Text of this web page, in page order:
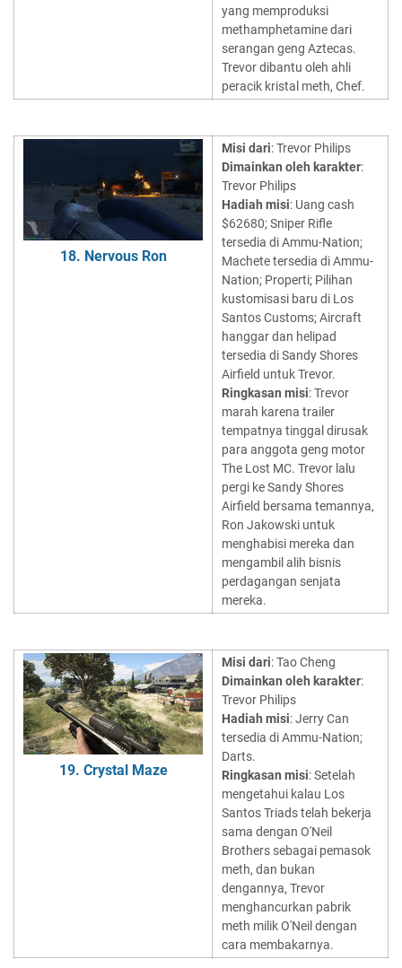
yang memproduksi
methamphetamine dari
serangan geng Aztecas.
Trevor dibantu oleh ahli
peracik kristal meth, Chef.
18. Nervous Ron
Misi dari: Trevor Philips
Dimainkan oleh karakter:
Trevor Philips
Hadiah misi: Uang cash
$62680; Sniper Rifle
tersedia di Ammu-Nation;
Machete tersedia di Ammu-
Nation; Properti; Pilihan
kustomisasi baru di Los
Santos Customs; Aircraft
hanggar dan helipad
tersedia di Sandy Shores
Airfield untuk Trevor.
Ringkasan misi: Trevor
marah karena trailer
tempatnya tinggal dirusak
para anggota geng motor
The Lost MC. Trevor lalu
pergi ke Sandy Shores
Airfield bersama temannya,
Ron Jakowski untuk
menghabisi mereka dan
mengambil alih bisnis
perdagangan senjata
mereka.
19. Crystal Maze
Misi dari: Tao Cheng
Dimainkan oleh karakter:
Trevor Philips
Hadiah misi: Jerry Can
tersedia di Ammu-Nation;
Darts.
Ringkasan misi: Setelah
mengetahui kalau Los
Santos Triads telah bekerja
sama dengan O'Neil
Brothers sebagai pemasok
meth, dan bukan
dengannya, Trevor
menghancurkan pabrik
meth milik O'Neil dengan
cara membakarnya.